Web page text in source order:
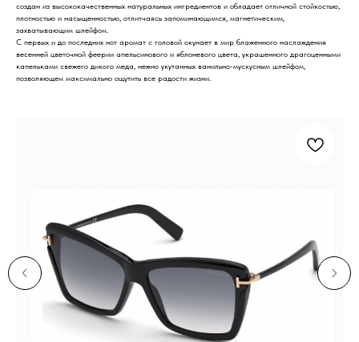
создан из высококачественных натуральных ингредиентов и обладает отличной стойкостью,
плотностью и насыщенностью, отлитчаясь запоминающимся, магнетическим,
захватывающим шлейфом.
С первых и до последних нот аромат с головой окунает в мир блаженного наслаждения
весенней цветочной феерии апельсинового и яблоневого цвета, украшенного драгоценными
капельками свежего дикого меда, нежно укутанных ванильно-мускусным шлейфом,
позволяющем максимально ощутить все радости жизни.